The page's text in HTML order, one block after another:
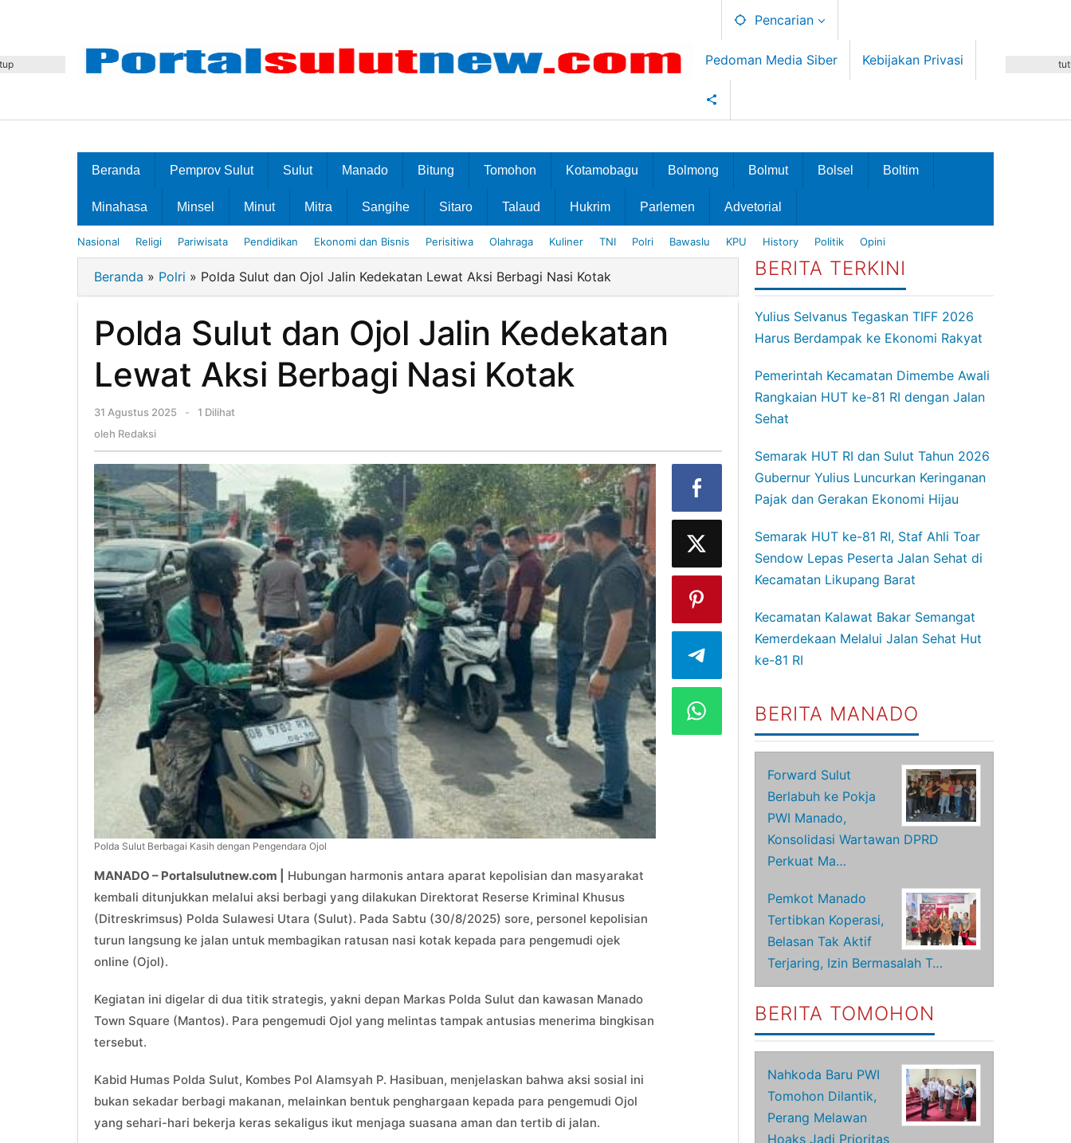
Pencarian
Pedoman Media Siber Kebijakan Privasi
Beranda Pemprov Sulut Sulut Manado Bitung Tomohon Kotamobagu Bolmong Bolmut Bolsel Boltim
Minahasa Minsel Minut Mitra Sangihe Sitaro Talaud Hukrim Parlemen Advetorial
Nasional Religi Pariwisata Pendidikan Ekonomi dan Bisnis Perisitiwa Olahraga Kuliner TNI Polri Bawaslu KPU History Politik Opini
Beranda » Polri » Polda Sulut dan Ojol Jalin Kedekatan Lewat Aksi Berbagi Nasi Kotak
Polda Sulut dan Ojol Jalin Kedekatan
Lewat Aksi Berbagi Nasi Kotak
31 Agustus 2025
oleh
-
1 Dilihat
oleh Redaksi
Polda Sulut Berbagai Kasih dengan Pengendara Ojol
MANADO – Portalsulutnew.com |
Hubungan harmonis antara aparat kepolisian dan masyarakat
kembali ditunjukkan melalui aksi berbagi yang dilakukan Direktorat Reserse Kriminal Khusus
(Ditreskrimsus) Polda Sulawesi Utara (Sulut). Pada Sabtu (30/8/2025) sore, personel kepolisian
turun langsung ke jalan untuk membagikan ratusan nasi kotak kepada para pengemudi ojek
online (Ojol).
Kegiatan ini digelar di dua titik strategis, yakni depan Markas Polda Sulut dan kawasan Manado
Town Square (Mantos). Para pengemudi Ojol yang melintas tampak antusias menerima bingkisan
tersebut.
Kabid Humas Polda Sulut, Kombes Pol Alamsyah P. Hasibuan, menjelaskan bahwa aksi sosial ini
bukan sekadar berbagi makanan, melainkan bentuk penghargaan kepada para pengemudi Ojol
yang sehari-hari bekerja keras sekaligus ikut menjaga suasana aman dan tertib di jalan.
BERITA TERKINI
Yulius Selvanus Tegaskan TIFF 2026
Harus Berdampak ke Ekonomi Rakyat
Pemerintah Kecamatan Dimembe Awali
Rangkaian HUT ke-81 RI dengan Jalan
Sehat
Semarak HUT RI dan Sulut Tahun 2026
Gubernur Yulius Luncurkan Keringanan
Pajak dan Gerakan Ekonomi Hijau
Semarak HUT ke-81 RI, Staf Ahli Toar
Sendow Lepas Peserta Jalan Sehat di
Kecamatan Likupang Barat
Kecamatan Kalawat Bakar Semangat
Kemerdekaan Melalui Jalan Sehat Hut
ke-81 RI
BERITA MANADO
Forward Sulut
Berlabuh ke Pokja
PWI Manado,
Konsolidasi Wartawan DPRD
Perkuat Ma…
Pemkot Manado
Tertibkan Koperasi,
Belasan Tak Aktif
Terjaring, Izin Bermasalah T…
BERITA TOMOHON
Nahkoda Baru PWI
Tomohon Dilantik,
Perang Melawan
Hoaks Jadi Prioritas